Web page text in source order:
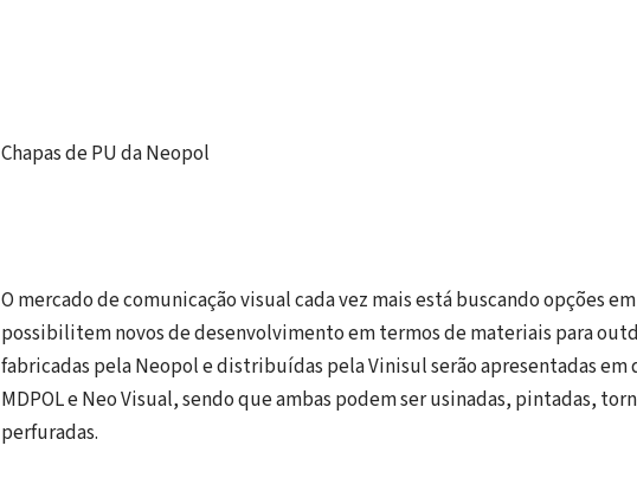
Chapas de PU da Neopol
O mercado de comunicação visual cada vez mais está buscando opções
possibilitem novos de desenvolvimento em termos de materiais para
fabricadas pela Neopol e distribuídas pela Vinisul serão apresentadas em
MDPOL e Neo Visual, sendo que ambas podem ser usinadas, pintadas,
perfuradas.